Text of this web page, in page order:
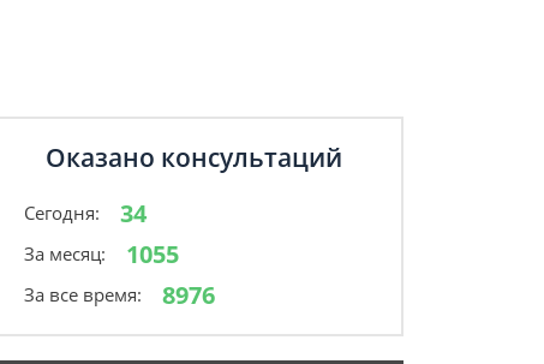
Оказано консультаций
Сегодня: 34
За месяц: 1055
За все время: 8976